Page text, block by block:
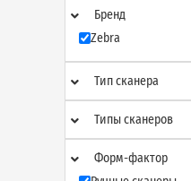
Бренд
Zebra
Тип сканера
Типы сканеров
Форм-фактор